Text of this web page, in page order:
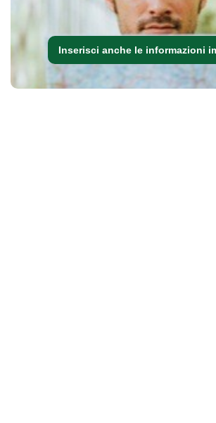
Inserisci anche le informazioni